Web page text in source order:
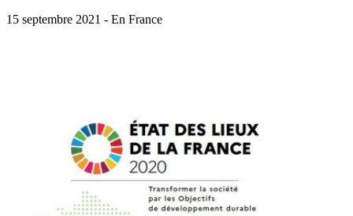
15 septembre 2021 - En France